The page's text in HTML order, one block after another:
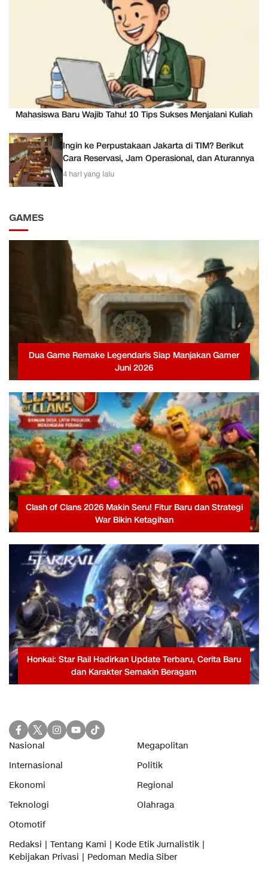
Mahasiswa Baru Wajib Tahu! 10 Tips Sukses Menjalani Kuliah
Ingin ke Perpustakaan Jakarta di TIM? Berikut
Cara Reservasi, Jam Operasional, dan Aturannya
4 hari yang lalu
GAMES
Dua Game Remake Legendaris Siap Manjakan Gamer
Juni 2026
Clash of Clans 2026 Makin Seru! Fitur Baru dan Strategi
War Bikin Ketagihan
Honkai: Star Rail Hadirkan Update Terbaru, Cerita Baru
dan Karakter Semakin Beragam
Nasional
Megapolitan
Internasional
Politik
Ekonomi
Regional
Teknologi
Olahraga
Otomotif
Redaksi
Tentang Kami
Kode Etik Jurnalistik
Kebijakan Privasi
Pedoman Media Siber